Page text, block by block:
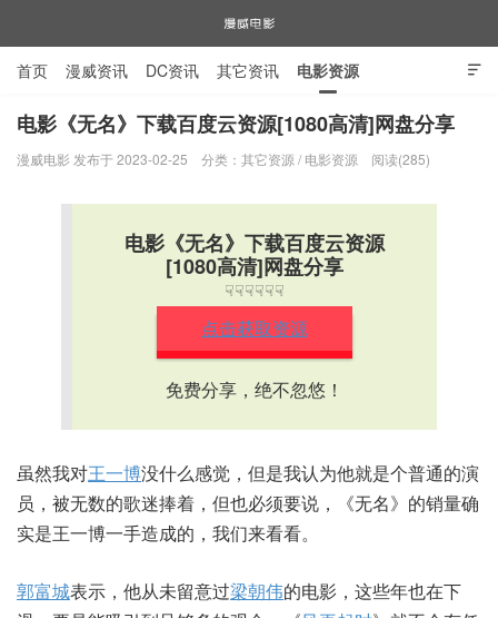

首页 漫威资讯 DC资讯 其它资讯 电影资源
电视剧资源 漫威图片
电影《无名》下载百度云资源[1080高清]网盘分享
漫威电影 发布于 2023-02-25 分类： 其它资源 / 电影资源 阅读(285)
电影《无名》下载百度云资源
[1080高清]网盘分享
☟☟☟☟☟☟
点击获取资源
免费分享，绝不忽悠！
虽然我对王一博没什么感觉，但是我认为他就是个普通的演
员，被无数的歌迷捧着，但也必须要说，《无名》的销量确
实是王一博一手造成的，我们来看看。
郭富城表示，他从未留意过梁朝伟的电影，这些年也在下